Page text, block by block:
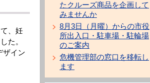
、妊
た。
ザイン
たクルーズ商品を企画して
みませんか
8月3日（月曜）からの市役
所出入口・駐車場・駐輪場
のご案内
危機管理部の窓口を移転し
ます